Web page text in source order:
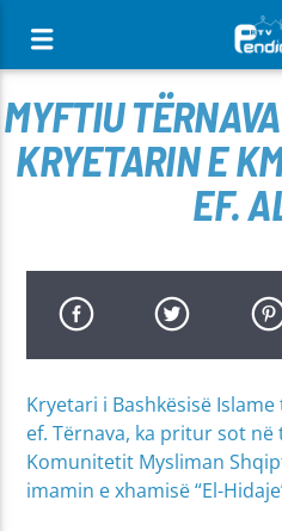
MYFTIU
KRYETARIN E
EF.
Kryetari i Bashkësisë
ef. Tërnava, ka pritur sot
Komunitetit Mysliman
imamin e xhamisë “El-